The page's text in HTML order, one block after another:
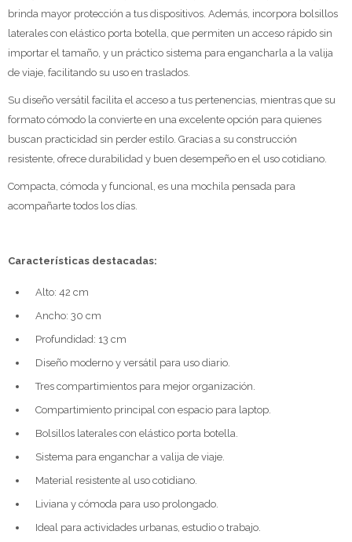
brinda mayor protección a tus dispositivos. Además, incorpora bolsillos
laterales con elástico porta botella, que permiten un acceso rápido sin
importar el tamaño, y un práctico sistema para engancharla a la valija
de viaje, facilitando su uso en traslados.
Su diseño versátil facilita el acceso a tus pertenencias, mientras que su
formato cómodo la convierte en una excelente opción para quienes
buscan practicidad sin perder estilo. Gracias a su construcción
resistente, ofrece durabilidad y buen desempeño en el uso cotidiano.
Compacta, cómoda y funcional, es una mochila pensada para
acompañarte todos los días.
Características destacadas:
Alto: 42 cm
Ancho: 30 cm
Profundidad: 13 cm
Diseño moderno y versátil para uso diario.
Tres compartimientos para mejor organización.
Compartimiento principal con espacio para laptop.
Bolsillos laterales con elástico porta botella.
Sistema para enganchar a valija de viaje.
Material resistente al uso cotidiano.
Liviana y cómoda para uso prolongado.
Ideal para actividades urbanas, estudio o trabajo.